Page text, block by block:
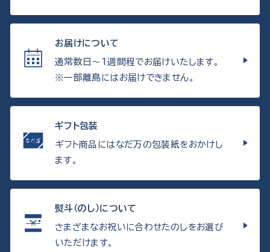
お届けについて
通常数日〜1週間程でお届けいたします。
※一部離島にはお届けできません。
ギフト包装
ギフト商品にはなだ万の包装紙をおかけし
ます。
熨斗（のし）について
さまざまなお祝いに合わせたのしをお選び
いただけます。